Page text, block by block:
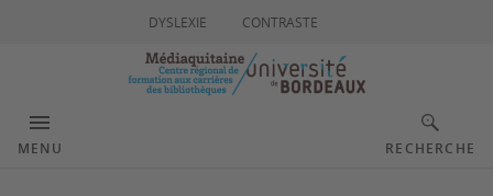
DYSLEXIE CONTRASTE
MENU RECHERCHE